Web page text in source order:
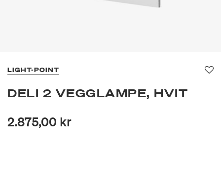
LIGHT-POINT
DELI 2 VEGGLAMPE, HVIT
2.875,00 kr